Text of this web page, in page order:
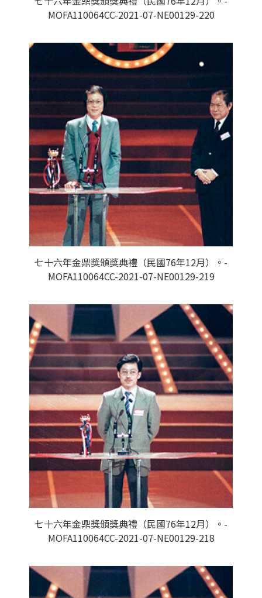
MOFA110064CC-2021-07-NE00129-220
七十六年金鼎獎頒獎典禮（民國76年12月）。-
MOFA110064CC-2021-07-NE00129-219
七十六年金鼎獎頒獎典禮（民國76年12月）。-
MOFA110064CC-2021-07-NE00129-218